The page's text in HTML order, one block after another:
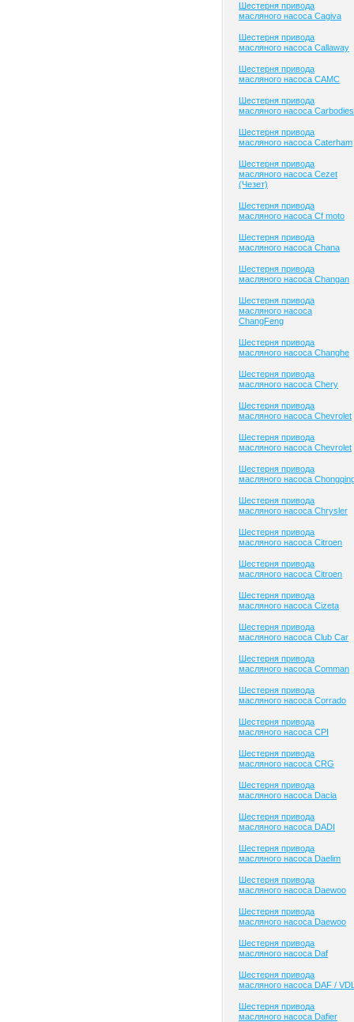
Шестерня привода
масляного насоса Cagiva
Шестерня привода
масляного насоса Callaway
Шестерня привода
масляного насоса CAMC
Шестерня привода
масляного насоса Carbodies
Шестерня привода
масляного насоса Caterham
Шестерня привода
масляного насоса Cezet
(Чезет)
Шестерня привода
масляного насоса Cf moto
Шестерня привода
масляного насоса Chana
Шестерня привода
масляного насоса Changan
Шестерня привода
масляного насоса
ChangFeng
Шестерня привода
масляного насоса Changhe
Шестерня привода
масляного насоса Chery
Шестерня привода
масляного насоса Chevrolet
Шестерня привода
масляного насоса Chevrolet
Шестерня привода
масляного насоса
Шестерня привода
масляного насоса Chrysler
Шестерня привода
масляного насоса Citroen
Шестерня привода
масляного насоса Citroen
Шестерня привода
масляного насоса Cizeta
Шестерня привода
масляного насоса Club Сar
Шестерня привода
масляного насоса Comman
Шестерня привода
масляного насоса Corrado
Шестерня привода
масляного насоса CPI
Шестерня привода
масляного насоса CRG
Шестерня привода
масляного насоса Dacia
Шестерня привода
масляного насоса DADI
Шестерня привода
масляного насоса Daelim
Шестерня привода
масляного насоса Daewoo
Шестерня привода
масляного насоса Daewoo
Шестерня привода
масляного насоса Daf
Шестерня привода
масляного насоса DAF /
Шестерня привода
масляного насоса Dafier